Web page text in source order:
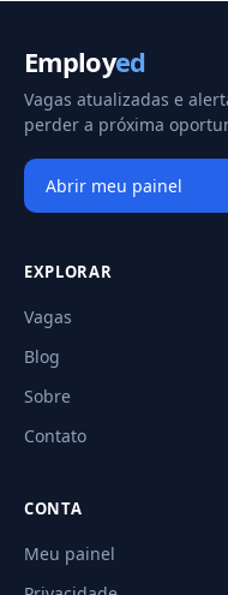
Employed
Vagas atualizadas e
perder a próxima
Abrir meu painel
EXPLORAR
Vagas
Blog
Sobre
Contato
CONTA
Meu painel